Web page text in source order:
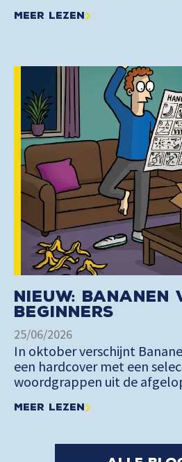
Meer lezen
Nieuw: Bananen
Beginners
25/06/2026
In oktober verschijnt
een hardcover met een
woordgrappen uit de
Meer lezen